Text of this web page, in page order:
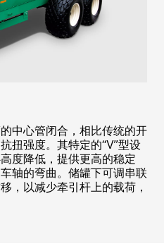
中心管闭合，相比传统的开
扭强度。其特定的“V”型设
度降低，提供更高的稳定
轴的弯曲。储罐下可调串联
，以减少牵引杆上的载荷，